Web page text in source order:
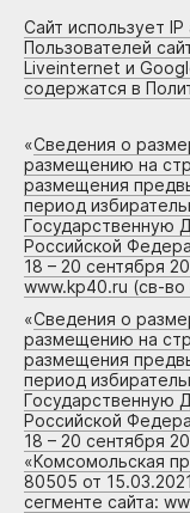
Сайт использует
Пользователей
Liveinternet и
содержатся в
«Сведения о
размещению на
размещения
период
Государственную
Российской
18 – 20 сентября
www.kp40.ru (св-
«Сведения о
размещению на
размещения
период
Государственную
Российской
18 – 20 сентября
«Комсомольская
80505 от
сегменте сайта: